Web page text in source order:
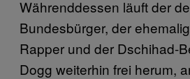
Währenddessen läuft der
Bundesbürger, der
Rapper und der Dschihad-
Dogg weiterhin frei herum,